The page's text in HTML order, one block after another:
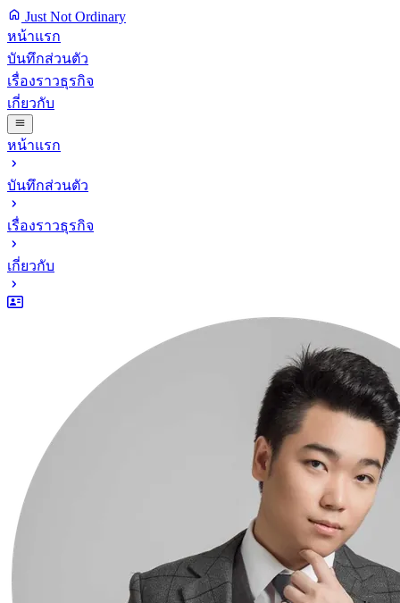
Just Not Ordinary
หน้าแรก
บันทึกส่วนตัว
เรื่องราวธุรกิจ
เกี่ยวกับ
หน้าแรก
บันทึกส่วนตัว
เรื่องราวธุรกิจ
เกี่ยวกับ